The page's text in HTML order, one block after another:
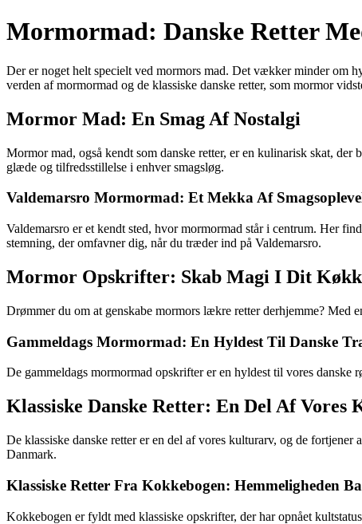
Mormormad: Danske Retter
Der er noget helt specielt ved mormors mad. Det vækker minder om
verden af mormormad og de klassiske danske retter, som mormor
Mormor Mad: En Smag Af Nostalgi
Mormor mad, også kendt som danske retter, er en kulinarisk skat,
glæde og tilfredsstillelse i enhver smagsløg.
Valdemarsro Mormormad: Et Mekka Af
Valdemarsro er et kendt sted, hvor mormormad står i centrum. Her
stemning, der omfavner dig, når du træder ind på Valdemarsro.
Mormor Opskrifter: Skab Magi I Dit
Drømmer du om at genskabe mormors lækre retter derhjemme? Med
Gammeldags Mormormad: En Hyldest Til Danske
De gammeldags mormormad opskrifter er en hyldest til vores
Klassiske Danske Retter: En Del Af Vores
De klassiske danske retter er en del af vores kulturarv, og de
Danmark.
Klassiske Retter Fra Kokkebogen: Hemmeligheden
Kokkebogen er fyldt med klassiske opskrifter, der har opnået